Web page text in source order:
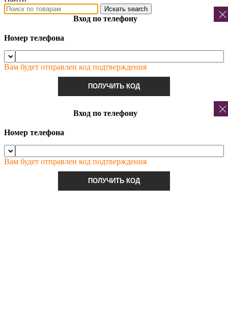
Искать search
Вход по телефону
Номер телефона
Вам будет отправлен код подтверждения
ПОЛУЧИТЬ КОД
Вход по телефону
Номер телефона
Вам будет отправлен код подтверждения
ПОЛУЧИТЬ КОД